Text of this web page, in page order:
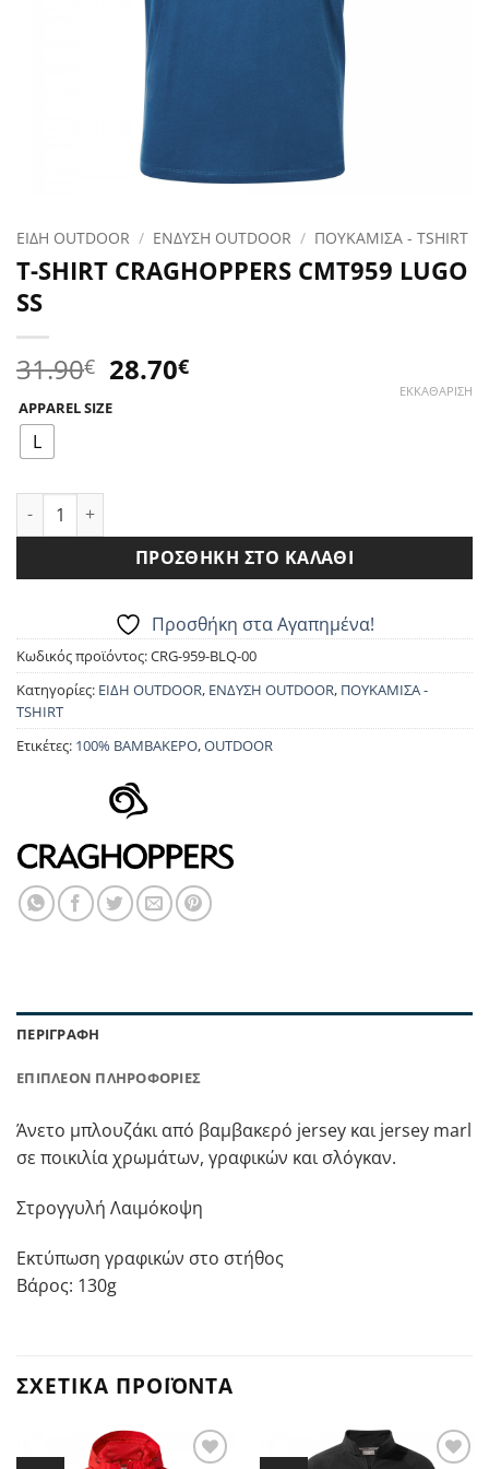
ΕΙΔΗ OUTDOOR / ΕΝΔΥΣΗ OUTDOOR / ΠΟΥΚΑΜΙΣΑ - TSHIRT
T-SHIRT CRAGHOPPERS CMT959 LUGO
SS
31.90€ Original
price
was:
28.70€Η
APPAREL SIZE
L
ΕΚΚΑΘΆΡΙΣΗ
T-SHIRT CRAGHOPPERS CMT959 LUGO SS ποσότητα
ΠΡΟΣΘΉΚΗ ΣΤΟ ΚΑΛΆΘΙ
Προσθήκη στα Αγαπημένα!
Κωδικός προϊόντος:CRG-959-BLQ-00
Κατηγορίες: ΕΙΔΗ OUTDOOR, ΕΝΔΥΣΗ OUTDOOR, ΠΟΥΚΑΜΙΣΑ -
TSHIRT
Ετικέτες: 100% ΒΑΜΒΑΚΕΡΟ,OUTDOOR
ΠΕΡΙΓΡΑΦΉ
ΕΠΙΠΛΈΟΝ ΠΛΗΡΟΦΟΡΊΕΣ
Άνετο μπλουζάκι από βαμβακερό jersey και jersey marl
σε ποικιλία χρωμάτων, γραφικών και σλόγκαν.
Στρογγυλή Λαιμόκοψη
Εκτύπωση γραφικών στο στήθος
Βάρος: 130g
ΣΧΕΤΙΚΆ ΠΡΟΪΌΝΤΑ